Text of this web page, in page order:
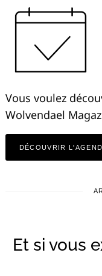
Vous voulez
Wolvendael
DÉCOUVRIR
Et si vous